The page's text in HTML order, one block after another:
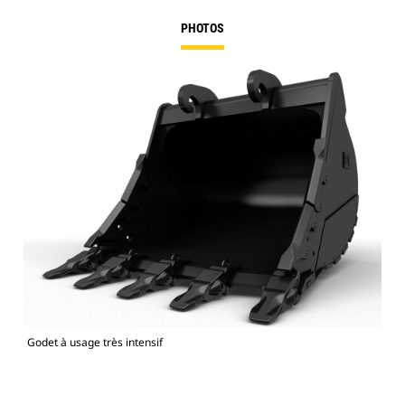
PHOTOS
Godet à usage très intensif